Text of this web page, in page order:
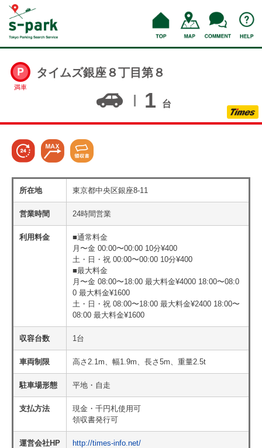
満車
タイムズ銀座８丁目第８
1 台
所在地 東京都中央区銀座8-11
営業時間 24時間営業
利用料金
■通常料金
月〜金 00:00〜00:00 10分¥400
土・日・祝 00:00〜00:00 10分¥400
■最大料金
月〜金 08:00〜18:00 最大料金¥4000 18:00〜08:0
0 最大料金¥1600
土・日・祝 08:00〜18:00 最大料金¥2400 18:00〜
08:00 最大料金¥1600
収容台数 1台
車両制限 高さ2.1m、幅1.9m、長さ5m、重量2.5t
駐車場形態 平地・自走
支払方法
現金・千円札使用可
領収書発行可
運営会社HP http://times-info.net/